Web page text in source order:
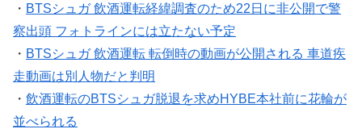
・ BTSシュガ 飲酒運転経緯調査のため22日に非公開で警
察出頭 フォトラインには立たない予定
・ BTSシュガ 飲酒運転 転倒時の動画が公開される 車道疾
走動画は別人物だと判明
・ 飲酒運転のBTSシュガ脱退を求めHYBE本社前に花輪が
並べられる